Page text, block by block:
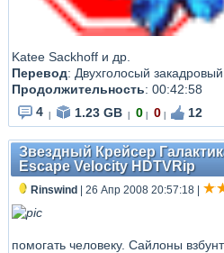
Katee Sackhoff и др.
Перевод: Двухголосый закадровый
Продолжительность: 00:42:58
4
1.23 GB 0 0 12
Звездный Крейсер
Escape Velocity HDTVRip
Rinswind | 26 Апр 2008 20:57:18
помогать человеку. Сайлоны